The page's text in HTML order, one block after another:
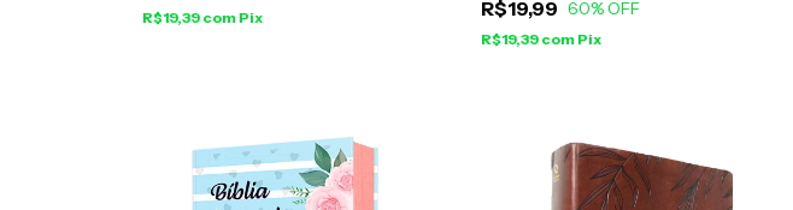
R$19,39 com Pix R$19,99 60% OFF
R$19,39 com Pix